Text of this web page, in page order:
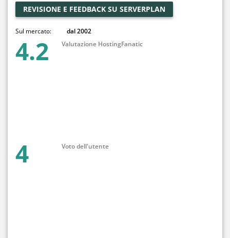
REVISIONE E FEEDBACK SU SERVERPLAN
Sul mercato: dal 2002
4.2 Valutazione HostingFanatic
4 Voto dell'utente